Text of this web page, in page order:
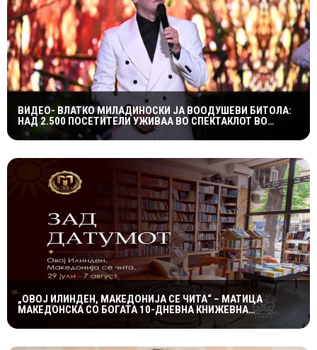
ВИДЕО- ВЛАТКО МИЛАДИНОСКИ ЈА ВООДУШЕВИ БИТОЛА:
НАД 2.500 ПОСЕТИТЕЛИ УЖИВАА ВО СПЕКТАКЛОТ ВО
ХЕРАКЛЕЈА
„ОВОЈ ИЛИНДЕН, МАКЕДОНИЈА СЕ ЧИТА“ – МАТИЦА
МАКЕДОНСКА СО БОГАТА 10-ДНЕВНА КНИЖЕВНА